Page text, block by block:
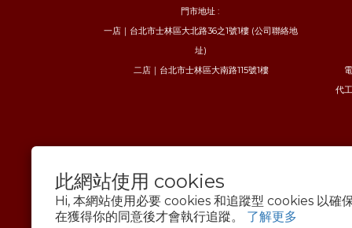
此網站使用 cookies
Hi, 本網站使用必要 cookies 和追蹤型 cookies 以確
在獲得你的同意後才會執行追蹤。 了解更多
門市地址 :
一店｜台北市士林區大北路36之1號1樓 (公司聯絡地
址)
二店｜台北市士林區大南路115號1樓
代